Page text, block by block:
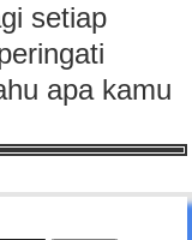
setiap
apa kamu